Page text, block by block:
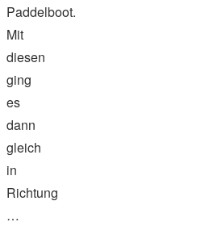
Paddelboot.
Mit
diesen
ging
es
dann
gleich
in
Richtung
…